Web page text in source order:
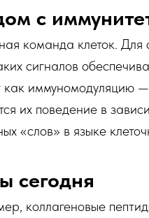
с
команда клеток. Для
сигналов
как иммуномодуляцию
их поведение в
«слов» в языке
сегодня
коллагеновые